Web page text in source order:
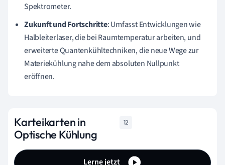
Spektrometer.
Zukunft und Fortschritte: Umfasst Entwicklungen wie
Halbleiterlaser, die bei Raumtemperatur arbeiten, und
erweiterte Quantenkühltechniken, die neue Wege zur
Materiekühlung nahe dem absoluten Nullpunkt
eröffnen.
Karteikarten in
Optische Kühlung
12
Lerne jetzt